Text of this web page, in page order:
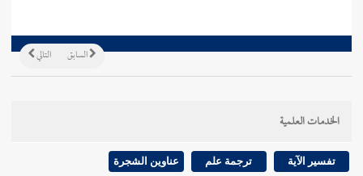
التالي السابق
الخدمات العلمية
تفسير الآية ترجمة علم عناوين الشجرة